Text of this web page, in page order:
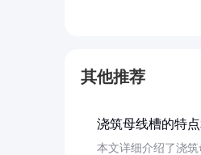
其他推荐
浇筑母线槽的特
本文详细介绍了浇